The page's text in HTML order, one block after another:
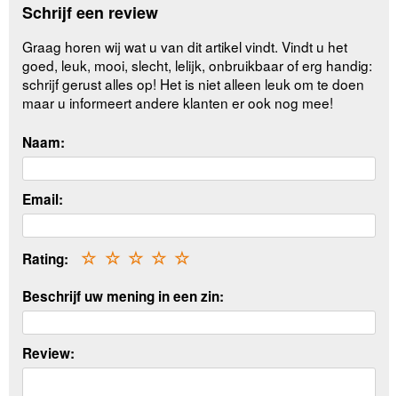
Schrijf een review
Graag horen wij wat u van dit artikel vindt. Vindt u het
goed, leuk, mooi, slecht, lelijk, onbruikbaar of erg handig:
schrijf gerust alles op! Het is niet alleen leuk om te doen
maar u informeert andere klanten er ook nog mee!
Naam:
Email:
Rating: ☆
☆
☆
☆
☆
Beschrijf uw mening in een zin:
Review: